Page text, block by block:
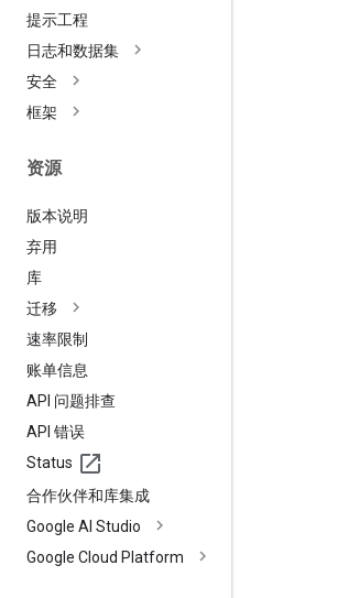
提示工程
日志和数据集
安全
框架
资源
版本说明
弃用
库
迁移
速率限制
账单信息
API 问题排查
API 错误
Status
合作伙伴和库集成
Google AI Studio
Google Cloud Platform